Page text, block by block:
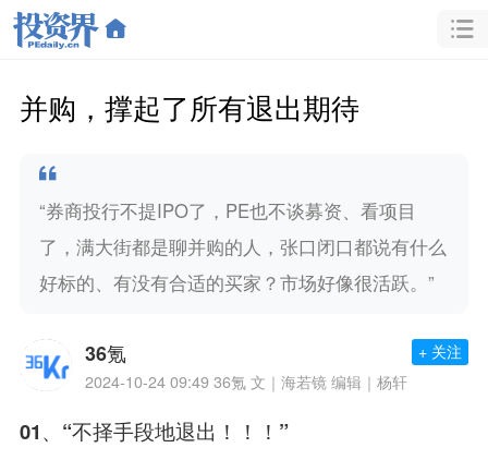
并购，撑起了所有退出期待
“券商投行不提IPO了，PE也不谈募资、看项目
了，满大街都是聊并购的人，张口闭口都说有什么
好标的、有没有合适的买家？市场好像很活跃。”
36氪
2024-10-24 09:49 36氪 文｜海若镜 编辑｜杨轩
+ 关注
01、“不择手段地退出！！！”